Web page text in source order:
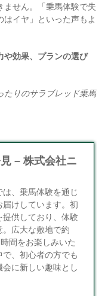
ません。「乗馬体験で失
イヤ」といった声もよ
や効果、プランの選び
たりのサラブレッド乗馬
– 株式会社ニ
、乗馬体験を通じ
けしています。初
供しており、体験
広大な敷地で約
間をお楽しみいた
、初心者の方でも
に新しい趣味とし